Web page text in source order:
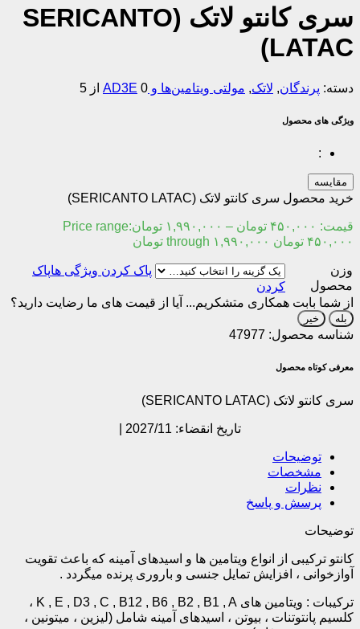
سری کانتو لاتک (SERICANTO
LATAC)
دسته: پرندگان, لاتک, مولتی ویتامین‌ها و AD3E 0 از 5
ویژگی های محصول
:
مقایسه
خرید محصول سری کانتو لاتک (SERICANTO LATAC)
قیمت: ۴۵۰,۰۰۰ تومان – ۱,۹۹۰,۰۰۰ تومانPrice range:
۴۵۰,۰۰۰ تومان through ۱,۹۹۰,۰۰۰ تومان
وزن
محصول
پاک
کردن
از شما بابت همکاری متشکریم... آیا از قیمت های ما رضایت دارید؟
بله خیر
شناسه محصول: 47977
معرفی کوتاه محصول
سری کانتو لاتک (SERICANTO LATAC)
تاریخ انقضاء: 2027/11 |
توضیحات
مشخصات
نظرات
پرسش و پاسخ
توضیحات
کانتو ترکیبی از انواع ویتامین ها و اسیدهای آمینه که باعث تقویت
آوازخوانی ، افزایش تمایل جنسی و باروری پرنده میگردد .
ترکیبات : ویتامین های K , E , D3 , C , B12 , B6 , B2 , B1 , A ،
کلسیم پانتوتنات ، بیوتن ، اسیدهای آمینه شامل (لیزین ، میتونین ،